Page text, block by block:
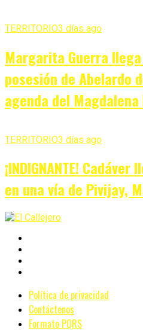
TERRITORIO3 días ago
Margarita Guerra
posesión de Abelardo
agenda del
TERRITORIO3 días ago
¡INDIGNANTE!
en una vía de Pivijay,
Política de privacidad
Contáctenos
Formato PQRS